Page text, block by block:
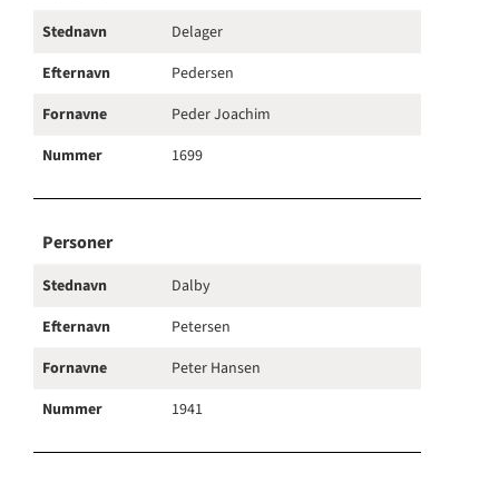
Stednavn
Delager
Efternavn
Pedersen
Fornavne
Peder Joachim
Nummer
1699
Personer
Stednavn
Dalby
Efternavn
Petersen
Fornavne
Peter Hansen
Nummer
1941